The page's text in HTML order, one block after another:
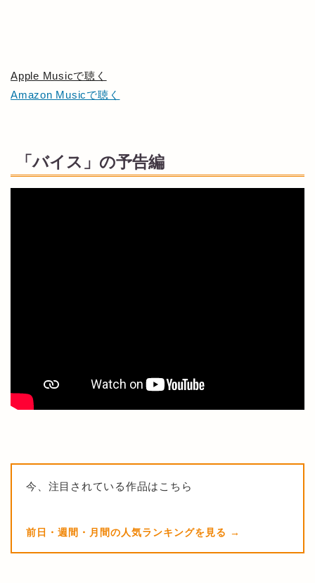
Apple Musicで聴く
Amazon Musicで聴く
「バイス」の予告編
今、注目されている作品はこちら
前日・週間・月間の人気ランキングを見る